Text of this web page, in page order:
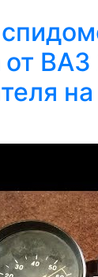
ВАЗ